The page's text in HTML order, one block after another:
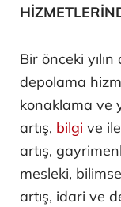
Bir önceki
depolama
konaklama ve
artış, bilgi ve
artış,
mesleki,
artış, idari ve